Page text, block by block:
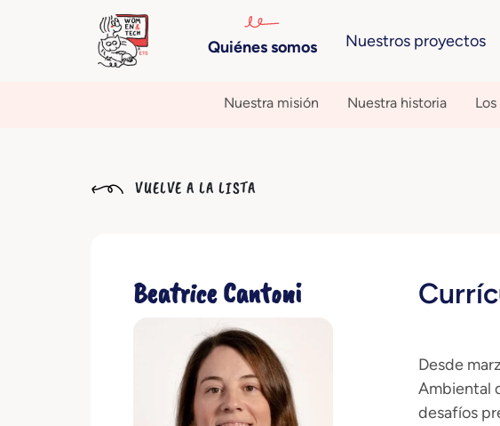
Quiénes somos Nuestros proyectos
Nuestra misión Nuestra historia
VUELVE A LA LISTA
Beatrice Cantoni
Desde
Ambiental
desafíos